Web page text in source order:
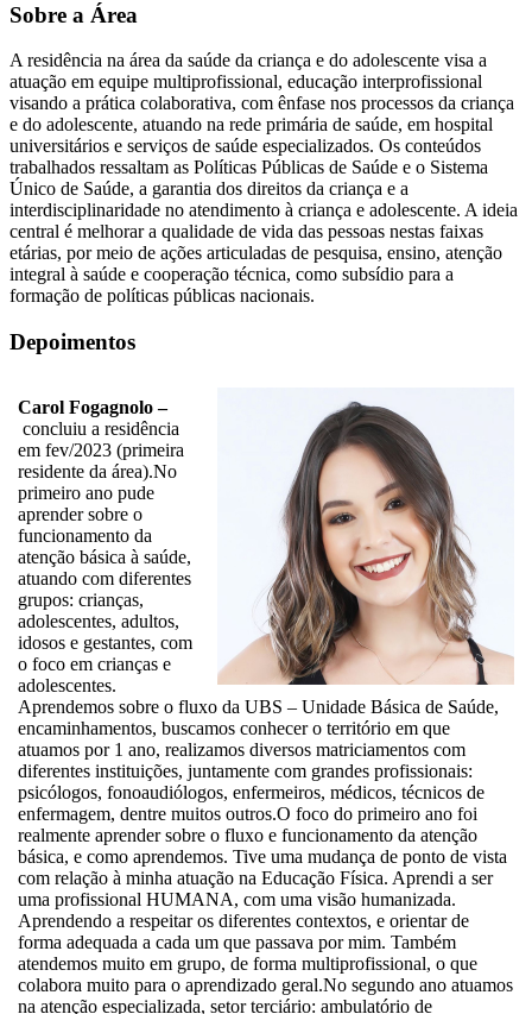
Sobre a Área
A residência na área da saúde da criança e do adolescente visa a
atuação em equipe multiprofissional, educação interprofissional
visando a prática colaborativa, com ênfase nos processos da criança
e do adolescente, atuando na rede primária de saúde, em hospital
universitários e serviços de saúde especializados. Os conteúdos
trabalhados ressaltam as Políticas Públicas de Saúde e o Sistema
Único de Saúde, a garantia dos direitos da criança e a
interdisciplinaridade no atendimento à criança e adolescente. A ideia
central é melhorar a qualidade de vida das pessoas nestas faixas
etárias, por meio de ações articuladas de pesquisa, ensino, atenção
integral à saúde e cooperação técnica, como subsídio para a
formação de políticas públicas nacionais.
Depoimentos
Carol Fogagnolo –
concluiu a residência
em fev/2023 (primeira
residente da área).No
primeiro ano pude
aprender sobre o
funcionamento da
atenção básica à saúde,
atuando com diferentes
grupos: crianças,
adolescentes, adultos,
idosos e gestantes, com
o foco em crianças e
adolescentes.
Aprendemos sobre o fluxo da UBS – Unidade Básica de Saúde,
encaminhamentos, buscamos conhecer o território em que
atuamos por 1 ano, realizamos diversos matriciamentos com
diferentes instituições, juntamente com grandes profissionais:
psicólogos, fonoaudiólogos, enfermeiros, médicos, técnicos de
enfermagem, dentre muitos outros.O foco do primeiro ano foi
realmente aprender sobre o fluxo e funcionamento da atenção
básica, e como aprendemos. Tive uma mudança de ponto de vista
com relação à minha atuação na Educação Física. Aprendi a ser
uma profissional HUMANA, com uma visão humanizada.
Aprendendo a respeitar os diferentes contextos, e orientar de
forma adequada a cada um que passava por mim. Também
atendemos muito em grupo, de forma multiprofissional, o que
colabora muito para o aprendizado geral.No segundo ano atuamos
na atenção especializada, setor terciário: ambulatório de